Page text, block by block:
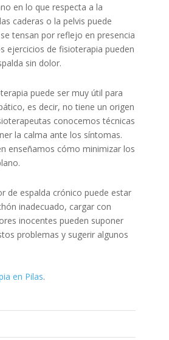
en lo que respecta a la
caderas o la pelvis puede
tensan por reflejo en presencia
ejercicios de fisioterapia pueden
sin dolor.
puede ser muy útil para
es decir, no tiene un origen
conocemos técnicas
la calma ante los síntomas.
enseñamos cómo minimizar los
de espalda crónico puede estar
inadecuado, cargar con
inocentes pueden suponer
problemas y sugerir algunos
en Pilas.